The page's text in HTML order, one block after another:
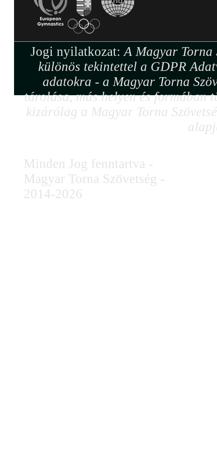
Jogi nyilatkozat:A Magyar Torna
különös tekintettel a GDPR
adatokra - a Magyar Torna
tárolása, más helyen és formában
kizárólag a Magyar Torna
Minden Jog fenntartva -
Magyar Torna Szövetség -
2014-2026